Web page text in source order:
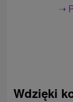
➝
Wdzięki